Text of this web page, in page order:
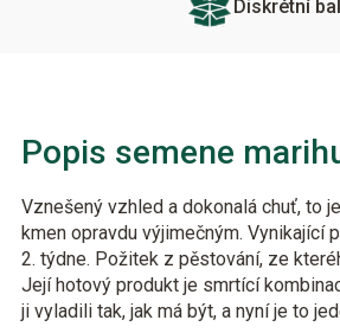
Diskrétní
Popis semene
Vznešený vzhled a dokonalá chuť, to
kmen opravdu výjimečným. Vynikající
2. týdne. Požitek z pěstování, ze
Její hotový produkt je smrtící
ji vyladili tak, jak má být, a nyní je to